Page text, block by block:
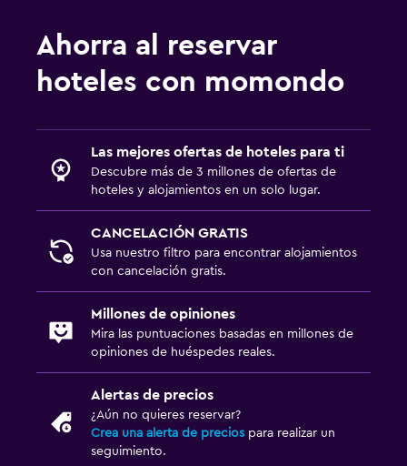
Ahorra al reservar
hoteles con momondo
Las mejores ofertas de hoteles para ti
Descubre más de 3 millones de ofertas de
hoteles y alojamientos en un solo lugar.
CANCELACIÓN GRATIS
Usa nuestro filtro para encontrar alojamientos
con cancelación gratis.
Millones de opiniones
Mira las puntuaciones basadas en millones de
opiniones de huéspedes reales.
Alertas de precios
¿Aún no quieres reservar?
Crea una alerta de precios para realizar un
seguimiento.